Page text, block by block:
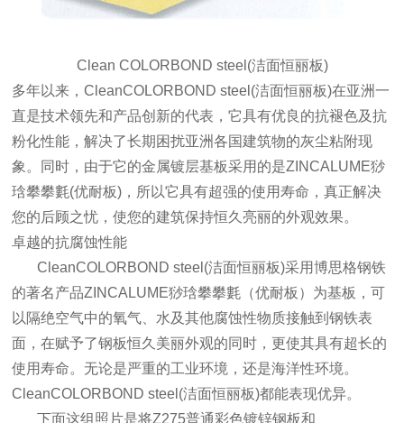
Clean COLORBOND steel(洁面恒丽板)
多年以来，CleanCOLORBOND steel(洁面恒丽板)在亚洲一
直是技术领先和产品创新的代表，它具有优良的抗褪色及抗
粉化性能，解决了长期困扰亚洲各国建筑物的灰尘粘附现
象。同时，由于它的金属镀层基板采用的是ZINCALUME猀
琀攀攀氀(优耐板)，所以它具有超强的使用寿命，真正解决
您的后顾之忧，使您的建筑保持恒久亮丽的外观效果。
卓越的抗腐蚀性能
CleanCOLORBOND steel(洁面恒丽板)采用博思格钢铁
的著名产品ZINCALUME猀琀攀攀氀（优耐板）为基板，可
以隔绝空气中的氧气、水及其他腐蚀性物质接触到钢铁表
面，在赋予了钢板恒久美丽外观的同时，更使其具有超长的
使用寿命。无论是严重的工业环境，还是海洋性环境。
CleanCOLORBOND steel(洁面恒丽板)都能表现优异。
下面这组照片是将Z275普通彩色镀锌钢板和